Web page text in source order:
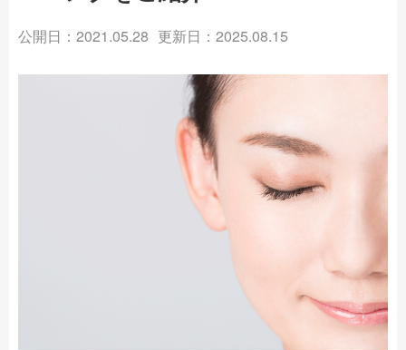
公開日：2021.05.28 更新日：2025.08.15